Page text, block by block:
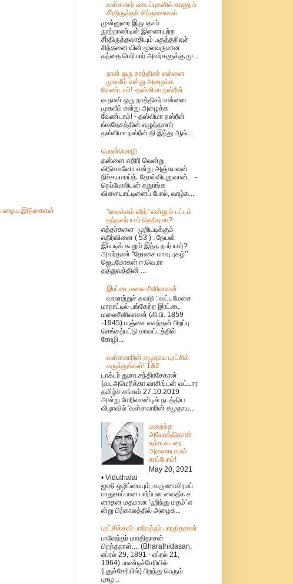
பழைய இடுகைகள்
வள்ளலார் படைப்புகளில் காணும்
சீர்திருத்தச் சிந்தனைகள்
முன்னுரை இருபதாம்
நூற்றாண்டின் இணையற்ற
சீர்திருத்தவாதியும் பகுத்தறிவுச்
சிந்தனை யின் மூலவருமான
தந்தை பெரியார் அவர்களுக்கு மு...
நான் ஒரு நாத்திகர் என்னை
முசுலீம் என்று அழைக்க
வேண்டாம்! -தஸ்லிமா நஸ்ரீன்
வ நான் ஒரு நாத்திகர் என்னை
முசுலீம் என்று அழைக்க
வேண்டாம்! - தஸ்லிமா நஸ்ரீன்
ங்கதேசத்தின் எழுத்தாளர்
தஸ்லிமா நஸ்ரீன் தி இந்து ஆங்...
பொன்மொழி
தன்னை எதிரி வென்று
விடுவானோ என்று அஞ்சுபவன்
நிச்சயமாய்த் தோல்வியுறுவான். -
நெப்போலியன் சதுரங்க
விளையாட்டினைப் போல், வாழ்க...
”வைக்கம் வீரர்” என்னும் பட்டம்
தந்தவர் யார் தெரியுமா?
எத்தர்களை முறியடிக்கும்
எதிர்வினை ( 53 ) : நேயன்
இப்படிக் கூறும் இந்த நபர் யார்?
அவர்தான் “தோசை மாவு புகழ்’’
ஜெயமோகன் ஈ.வெ.ரா
தத்துவத்தின் ...
இரட்டைமலை சீனிவாசன்
வரலாற்றுச் சுவடு : வட்டமேசை
மாநாட்டில் பங்கேற்ற இரட்டை
மலைசீனிவாசன் (கி.பி. 1859
-1945) மஞ்சை வசந்தன் பிறப்பு
செங்கற்பட்டு மாவட்டத்தில்
கோழி...
வள்ளலாரின் சமுதாய புரட்சிக்
கருத்துக்கள்! 1&2
டாக்டர் துரை.சந்திரசேகரன்
(வடஅமெரிக்கா வாசிங்டன் வட்டார
தமிழ்ச் சங்கம் 27.10.2019
அன்று மேரிலாண்டில் நடத்திய
விழாவில் 'வள்ளலாரின் சமுதாய...
மறைந்த
அயோத்திதாசர்
தந்த சுடரை
அணையாமல்
காப்போம்!
May 20, 2021
• Viduthalai
ஜாதி ஒழிப்பையும், வருணாசிரமப்
பாதுகாப்பான பார்ப்பன வைதீக ச
னாதன மதமான ‘ஹிந்து மதம்' எ
ன்று பிற்காலத்தில் அழைக...
புரட்சிக்கவி பாவேந்தர் பாரதிதாசன்
பாவேந்தர் பாரதிதாசன்
பிறந்தநாள்.... (Bharathidasan,
ஏப்ரல் 29, 1891 - ஏப்ரல் 21,
1964) பாண்டிச்சேரியில்
(புதுச்சேரியில்) பிறந்து பெரும்
புகழ...